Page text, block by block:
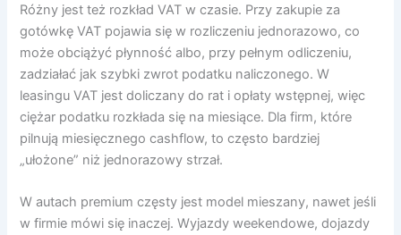
Różny jest też rozkład VAT w czasie. Przy zakupie za
gotówkę VAT pojawia się w rozliczeniu jednorazowo, co
może obciążyć płynność albo, przy pełnym odliczeniu,
zadziałać jak szybki zwrot podatku naliczonego. W
leasingu VAT jest doliczany do rat i opłaty wstępnej, więc
ciężar podatku rozkłada się na miesiące. Dla firm, które
pilnują miesięcznego cashflow, to często bardziej
„ułożone” niż jednorazowy strzał.
W autach premium częsty jest model mieszany, nawet jeśli
w firmie mówi się inaczej. Wyjazdy weekendowe, dojazdy